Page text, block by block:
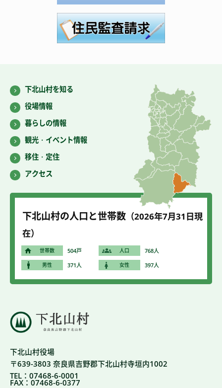
下北山村役場
〒639-3803 奈良県吉野郡下北山村寺垣内1002
TEL：07468-6-0001
FAX：07468-6-0377
下北山村を知る
役場情報
暮らしの情報
観光・イベント情報
移住・定住
アクセス
下北山村の人口と世帯数 （2026年7月31 日現
在）
世帯数 504戸 人口 768人
男性 371人 女性 397人